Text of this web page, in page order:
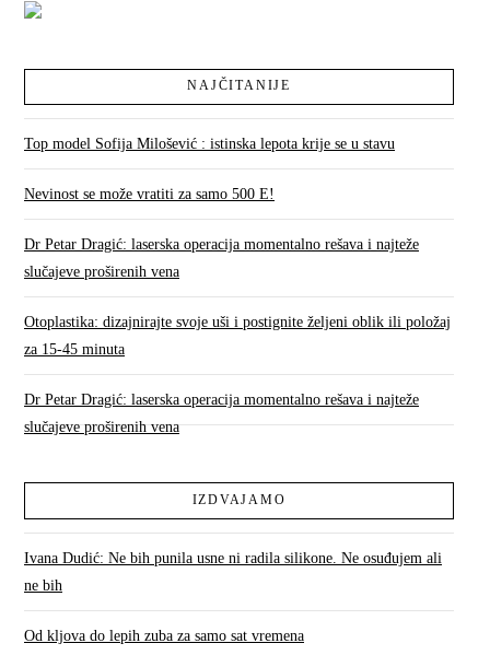
NAJČITANIJE
Top model Sofija Milošević : istinska lepota krije se u stavu
Nevinost se može vratiti za samo 500 E!
Dr Petar Dragić: laserska operacija momentalno rešava i najteže
slučajeve proširenih vena
Otoplastika: dizajnirajte svoje uši i postignite željeni oblik ili položaj
za 15-45 minuta
Dr Petar Dragić: laserska operacija momentalno rešava i najteže
slučajeve proširenih vena
IZDVAJAMO
Ivana Dudić: Ne bih punila usne ni radila silikone. Ne osuđujem ali
ne bih
Od kljova do lepih zuba za samo sat vremena